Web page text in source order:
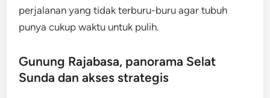
perjalanan yang tidak terburu-buru agar tubuh
punya cukup waktu untuk pulih.
Gunung Rajabasa, panorama Selat
Sunda dan akses strategis